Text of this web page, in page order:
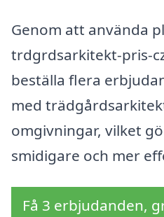
Genom att använda
trdgrdsarkitekt-pris-
beställa flera
med
omgivningar, vilket
smidigare och mer
Få 3 erbjudanden,